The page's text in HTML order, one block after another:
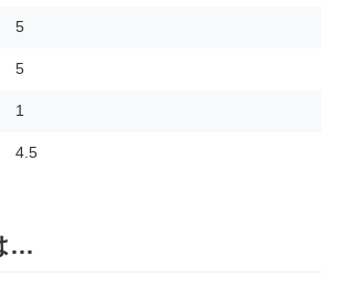
5
5
1
4.5
…